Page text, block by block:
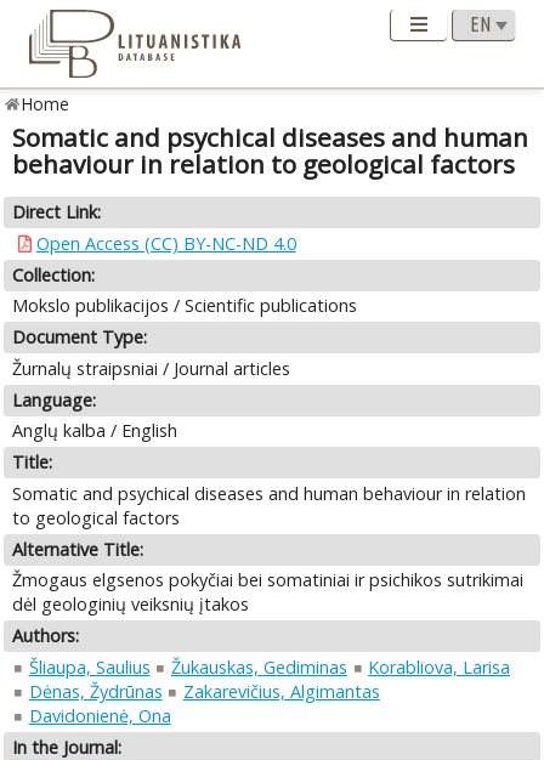
Home
Somatic and psychical diseases and human
behaviour in relation to geological factors
Direct Link:
Open Access (CC) BY-NC-ND 4.0
Collection:
Mokslo publikacijos / Scientific publications
Document Type:
Žurnalų straipsniai / Journal articles
Language:
Anglų kalba / English
Title:
Somatic and psychical diseases and human behaviour in relation
to geological factors
Alternative Title:
Žmogaus elgsenos pokyčiai bei somatiniai ir psichikos sutrikimai
dėl geologinių veiksnių įtakos
Authors:
Šliaupa, Saulius
Žukauskas, Gediminas
Korabliova, Larisa
Dėnas, Žydrūnas
Zakarevičius, Algimantas
Davidonienė, Ona
In the Journal: